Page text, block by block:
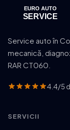
Service auto în
mecanică,
RAR CT060.
4.4/5
SERVICII